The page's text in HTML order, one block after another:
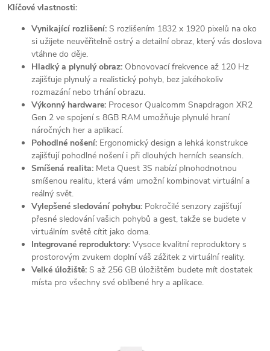
Klíčové vlastnosti:
Vynikající rozlišení: S rozlišením 1832 x 1920 pixelů na oko
si užijete neuvěřitelně ostrý a detailní obraz, který vás doslova
vtáhne do děje.
Hladký a plynulý obraz: Obnovovací frekvence až 120 Hz
zajišťuje plynulý a realistický pohyb, bez jakéhokoliv
rozmazání nebo trhání obrazu.
Výkonný hardware: Procesor Qualcomm Snapdragon XR2
Gen 2 ve spojení s 8GB RAM umožňuje plynulé hraní
náročných her a aplikací.
Pohodlné nošení: Ergonomický design a lehká konstrukce
zajišťují pohodlné nošení i při dlouhých herních seansích.
Smíšená realita: Meta Quest 3S nabízí plnohodnotnou
smíšenou realitu, která vám umožní kombinovat virtuální a
reálný svět.
Vylepšené sledování pohybu: Pokročilé senzory zajišťují
přesné sledování vašich pohybů a gest, takže se budete v
virtuálním světě cítit jako doma.
Integrované reproduktory: Vysoce kvalitní reproduktory s
prostorovým zvukem doplní váš zážitek z virtuální reality.
Velké úložiště: S až 256 GB úložištěm budete mít dostatek
místa pro všechny své oblíbené hry a aplikace.